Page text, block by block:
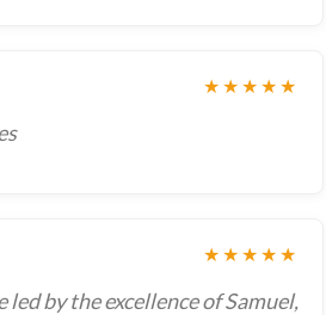
★★★★★
★★★★★
by the excellence of Samuel,